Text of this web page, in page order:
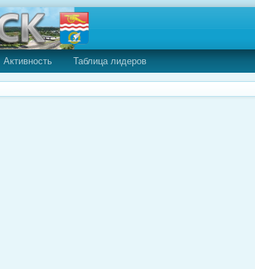
Активность Таблица лидеров